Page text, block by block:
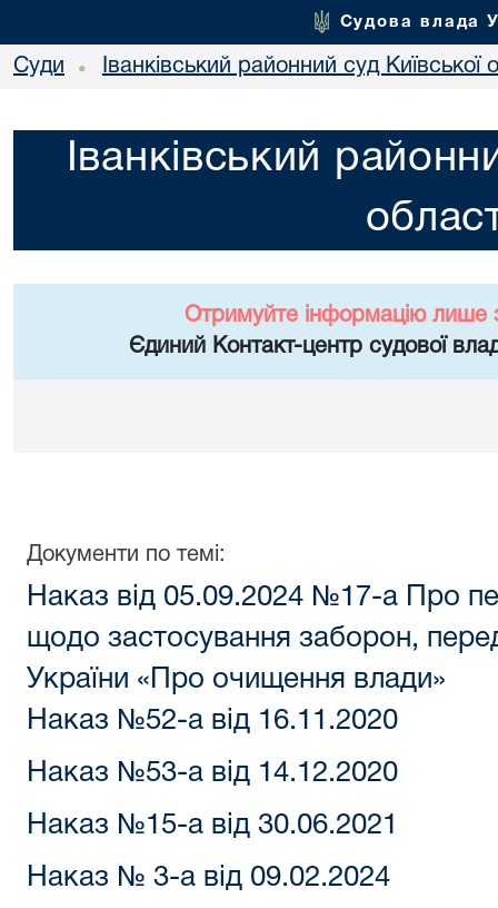
Судова влада
Суди • Іванківський районний суд Київської
Іванківський
Отримуйте інформацію лише
Єдиний Контакт-центр судової
Документи по темі:
Наказ від 05.09.2024 №17-a Про
щодо застосування заборон,
України «Про очищення влади»
Наказ №52-а від 16.11.2020
Наказ №53-а від 14.12.2020
Наказ №15-а від 30.06.2021
Наказ № 3-а від 09.02.2024